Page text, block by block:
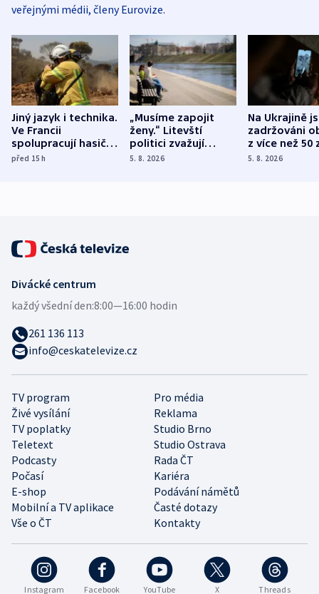
veřejnými médii, členy Eurovize.
Jiný jazyk i technika.
Ve Francii
spolupracují hasiči z
různých zemí
před 15h
„Musíme zapojit
ženy.“ Litevští
politici zvažují
dohodu o
5. 8. 2026
Na Ukrajině
zadržováni
z více než 50
Bojovali na
5. 8. 2026
Instagram Facebook YouTube X Threads
TV program
Pro média
Živé vysílání
Reklama
TV poplatky
Studio Brno
Teletext
Studio Ostrava
Podcasty
Rada ČT
Počasí
Kariéra
E-shop
Podávání námětů
Mobilní a TV aplikace
Časté dotazy
Vše o ČT
Kontakty
Divácké centrum
každý všední den:8:00—16:00 hodin
261 136 113
info@ceskatelevize.cz